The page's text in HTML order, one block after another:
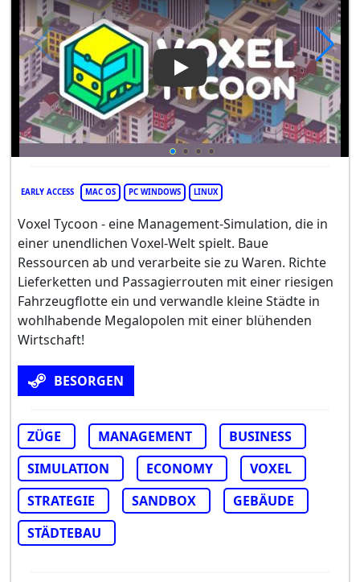
Play Video: Voxel Tycoon
EARLY ACCESS MAC OS PC WINDOWS LINUX
Voxel Tycoon - eine Management-Simulation, die in
einer unendlichen Voxel-Welt spielt. Baue
Ressourcen ab und verarbeite sie zu Waren. Richte
Lieferketten und Passagierrouten mit einer riesigen
Fahrzeugflotte ein und verwandle kleine Städte in
wohlhabende Megalopolen mit einer blühenden
Wirtschaft!
BESORGEN
ZÜGE MANAGEMENT
BUSINESS
SIMULATION
ECONOMY
VOXEL
STRATEGIE
SANDBOX
GEBÄUDE
STÄDTEBAU